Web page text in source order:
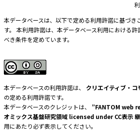
本データベースは、以下で定める利用許諾に基づき
す。 本利用許諾は、本データベース利用における
べき条件を定めています。
本データベースの利用許諾は、 クリエイティブ・
の定める利用許諾です。
本データベースのクレジットは、 ”FANTOM web
オミックス基盤研究領域 licensed under CC表示
用にあたり必ず表示してください。